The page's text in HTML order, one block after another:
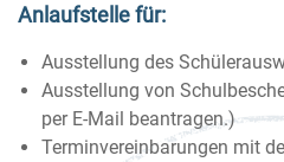
Anlaufstelle für:
Ausstellung des
Ausstellung von
per E-Mail beantragen.)
Terminvereinbarungen mit